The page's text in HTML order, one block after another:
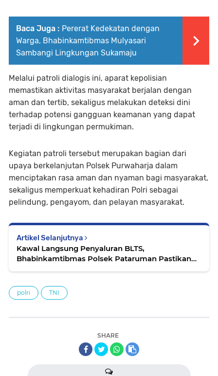
Baca Juga : Pererat Kedekatan dengan
Warga, Bhabinkamtibmas Mulyasari
Sambangi Lingkungan Sukamaju
Melalui patroli dialogis ini, aparat kepolisian
memastikan aktivitas masyarakat berjalan dengan
aman dan tertib, sekaligus melakukan deteksi dini
terhadap potensi gangguan keamanan yang dapat
terjadi di lingkungan permukiman.
Kegiatan patroli tersebut merupakan bagian dari
upaya berkelanjutan Polsek Purwaharja dalam
menciptakan rasa aman dan nyaman bagi masyarakat,
sekaligus memperkuat kehadiran Polri sebagai
pelindung, pengayom, dan pelayan masyarakat.
Artikel Selanjutnya
Kawal Langsung Penyaluran BLTS,
Bhabinkamtibmas Polsek Pataruman Pastikan
polri TNI
SHARE